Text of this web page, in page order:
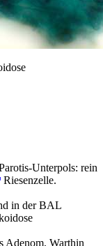
Unterpols: rein
Riesenzelle.
in der BAL
Adenom. Warthin